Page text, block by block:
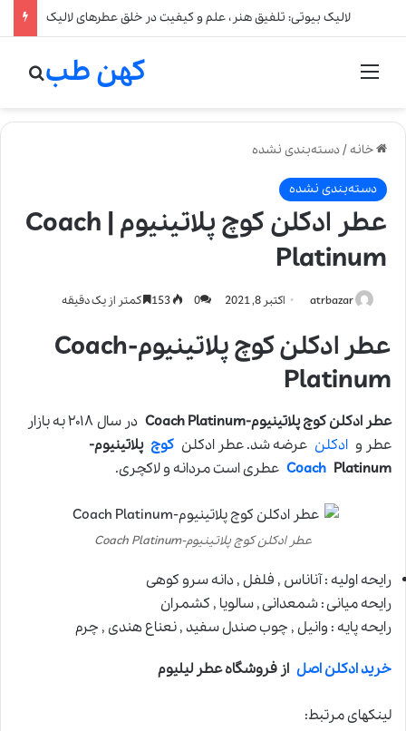
لالیک بیوتی: تلفیق هنر، علم و کیفیت در خلق عطرهای لالیک
منو کهن طب
خانه/دسته‌بندی نشده
دسته‌بندی نشده
عطر ادکلن کوچ پلاتینیوم | Coach
Platinum
atrbazar اکتبر 8, 2021 0 کمتر از یک دقیقه
عطر ادکلن کوچ پلاتینیوم-Coach
Platinum
عطر ادکلن کوچ پلاتینیوم-Coach Platinum
در سال ۲۰۱۸ به بازار
عطر و ادکلن عرضه شد. عطر ادکلن کوچ پلاتینیوم-
Coach Platinum عطری است مردانه و لاکچری.
عطر ادکلن کوچ پلاتینیوم-Coach Platinum
رایحه اولیه : آناناس , فلفل , دانه سرو کوهی
رایحه میانی : شمعدانی , سالویا , کشمران
رایحه پایه : وانیل , چوب صندل سفید , نعناع هندی , چرم
خرید ادکلن اصل از فروشگاه عطر لیلیوم
لینکهای مرتبط: